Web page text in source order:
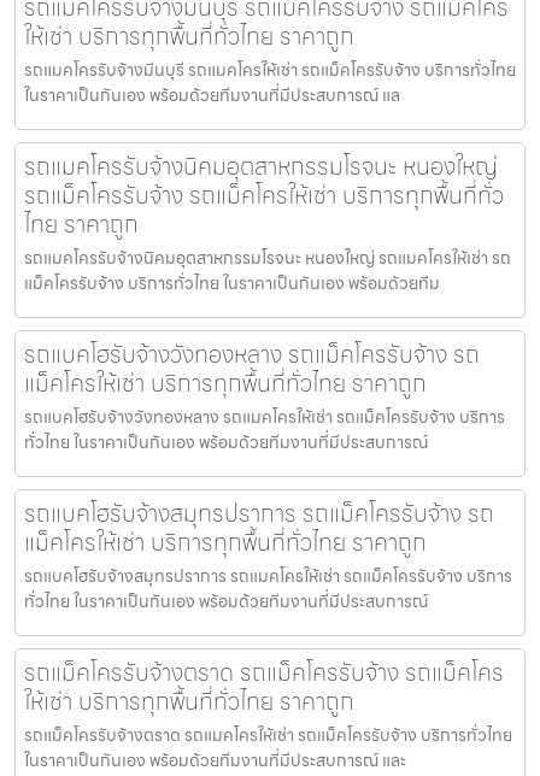
ให้เช่า บริการทุกพื้นที่ทั่วไทย ราคาถูก
รถแมคโครรับจ้างมีนบุรี รถแมคโครให้เช่า รถแม็คโครรับจ้าง บริการทั่วไทย
ในราคาเป็นกันเอง พร้อมด้วยทีมงานที่มีประสบการณ์ แล
รถแมคโครรับจ้างนิคมอุตสาหกรรมโรจนะ หนองใหญ่
รถแม็คโครรับจ้าง รถแม็คโครให้เช่า บริการทุกพื้นที่ทั่ว
ไทย ราคาถูก
รถแมคโครรับจ้างนิคมอุตสาหกรรมโรจนะ หนองใหญ่ รถแมคโครให้เช่า รถ
แม็คโครรับจ้าง บริการทั่วไทย ในราคาเป็นกันเอง พร้อมด้วยทีม
รถแบคโฮรับจ้างวังทองหลาง รถแม็คโครรับจ้าง รถ
แม็คโครให้เช่า บริการทุกพื้นที่ทั่วไทย ราคาถูก
รถแบคโฮรับจ้างวังทองหลาง รถแมคโครให้เช่า รถแม็คโครรับจ้าง บริการ
ทั่วไทย ในราคาเป็นกันเอง พร้อมด้วยทีมงานที่มีประสบการณ์
รถแบคโฮรับจ้างสมุทรปราการ รถแม็คโครรับจ้าง รถ
แม็คโครให้เช่า บริการทุกพื้นที่ทั่วไทย ราคาถูก
รถแบคโฮรับจ้างสมุทรปราการ รถแมคโครให้เช่า รถแม็คโครรับจ้าง บริการ
ทั่วไทย ในราคาเป็นกันเอง พร้อมด้วยทีมงานที่มีประสบการณ์
รถแม็คโครรับจ้างตราด รถแม็คโครรับจ้าง รถแม็คโคร
ให้เช่า บริการทุกพื้นที่ทั่วไทย ราคาถูก
รถแม็คโครรับจ้างตราด รถแมคโครให้เช่า รถแม็คโครรับจ้าง บริการทั่วไทย
ในราคาเป็นกันเอง พร้อมด้วยทีมงานที่มีประสบการณ์ และ